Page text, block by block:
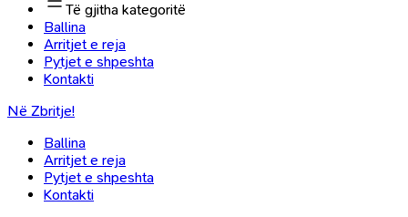
Të gjitha kategoritë
Ballina
Arritjet e reja
Pytjet e shpeshta
Kontakti
Në Zbritje!
Ballina
Arritjet e reja
Pytjet e shpeshta
Kontakti